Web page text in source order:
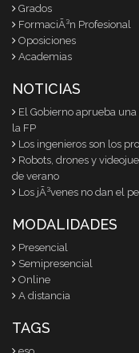
Grados
FormaciÃ³n Profesional
Oposiciones
Academias
NOTICIAS
El Gobierno aprueba
la FP
Los ingenieros son los
Robots, drones y
de verano
Los jÃ³venes no dan el
MODALIDADES
Presencial
Semipresencial
Online
A distancia
TAGS